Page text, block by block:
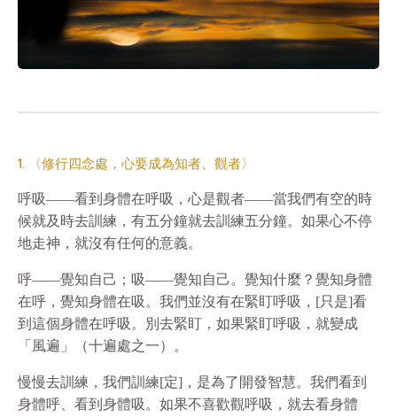
1. 〈修行四念處，心要成為知者、觀者〉
呼吸——看到身體在呼吸，心是觀者——當我們有空的時
候就及時去訓練，有五分鐘就去訓練五分鐘。如果心不停
地走神，就沒有任何的意義。
呼——覺知自己；吸——覺知自己。覺知什麼？覺知身體
在呼，覺知身體在吸。我們並沒有在緊盯呼吸，[只是]看
到這個身體在呼吸。別去緊盯，如果緊盯呼吸，就變成
「風遍」（十遍處之一）。
慢慢去訓練，我們訓練[定]，是為了開發智慧。我們看到
身體呼、看到身體吸。如果不喜歡觀呼吸，就去看身體